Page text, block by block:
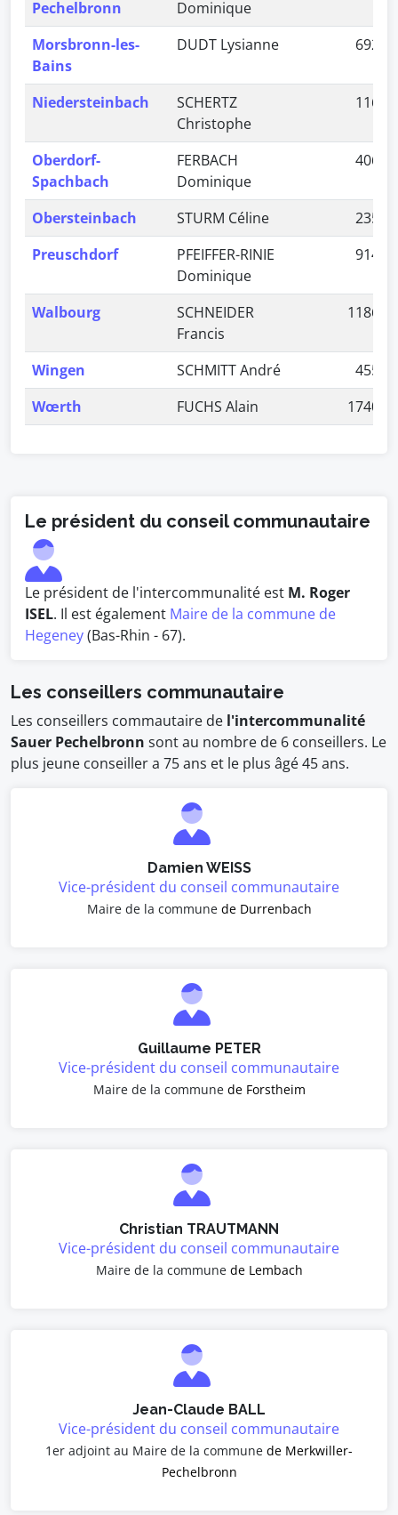
Pechelbronn
Dominique
Morsbronn-les-
Bains
DUDT Lysianne 692
Niedersteinbach
SCHERTZ
Christophe
116
Oberdorf-
Spachbach
FERBACH
Dominique
406
Obersteinbach STURM Céline
235
Preuschdorf
PFEIFFER-RINIE
Dominique
914
Walbourg
SCHNEIDER
Francis
1186
Wingen SCHMITT André
455
Wœrth
FUCHS Alain 1740
Le président du conseil communautaire
Le président de l'intercommunalité est M. Roger
ISEL. Il est également Maire de la commune de
Hegeney(Bas-Rhin - 67).
Les conseillers communautaire
Les conseillers commautaire de l'intercommunalité
Sauer Pechelbronn sont au nombre de 6 conseillers. Le
plus jeune conseiller a 75 ans et le plus âgé 45 ans.
Damien WEISS
Vice-président du conseil communautaire
Maire de la commune de Durrenbach
Guillaume PETER
Vice-président du conseil communautaire
Maire de la commune de Forstheim
Christian TRAUTMANN
Vice-président du conseil communautaire
Maire de la commune de Lembach
Jean-Claude BALL
Vice-président du conseil communautaire
1er adjoint au Maire de la commune de Merkwiller-
Pechelbronn